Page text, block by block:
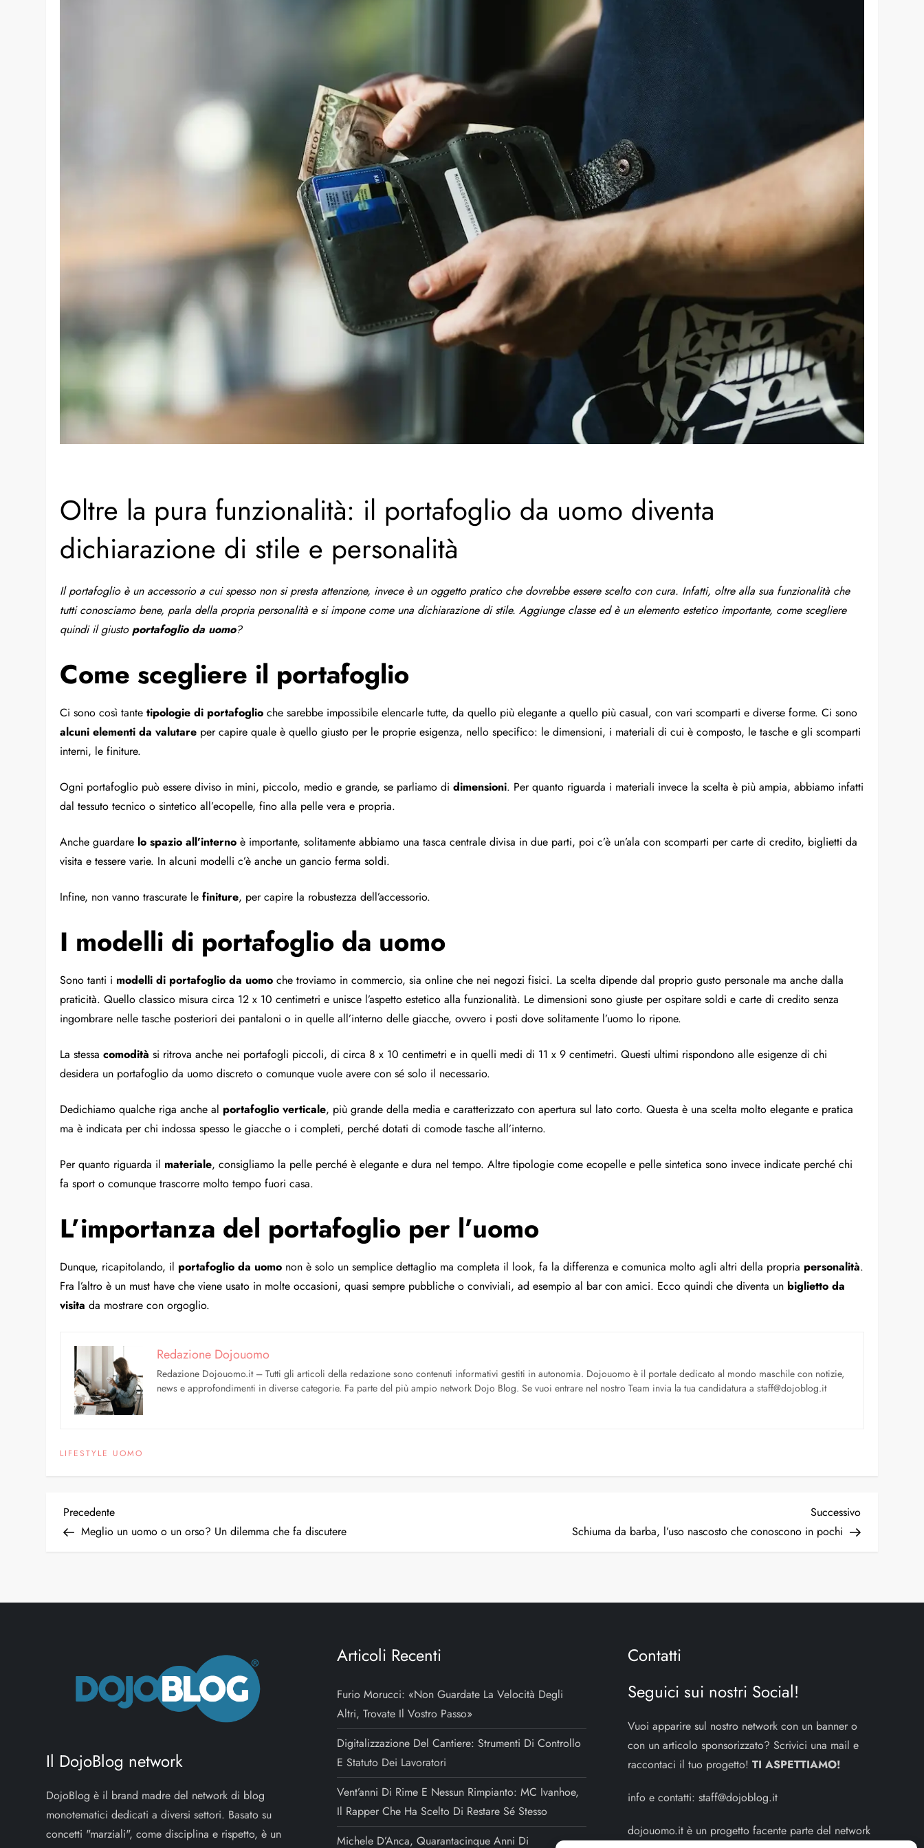
Oltre la pura funzionalità: il portafoglio da uomo diventa
dichiarazione di stile e personalità
Il portafoglio è un accessorio a cui spesso non si presta attenzione, invece è un oggetto pratico che dovrebbe essere scelto con cura. Infatti, oltre alla sua funzionalità che
tutti conosciamo bene, parla della propria personalità e si impone come una dichiarazione di stile. Aggiunge classe ed è un elemento estetico importante, come scegliere
quindi il giustoportafoglio da uomo?
Come scegliere il portafoglio
Ci sono così tantetipologie di portafoglio che sarebbe impossibile elencarle tutte, da quello più elegante a quello più casual, con vari scomparti e diverse forme. Ci sono
alcuni elementi da valutare per capire quale è quello giusto per le proprie esigenza, nello specifico: le dimensioni, i materiali di cui è composto, le tasche e gli scomparti
interni, le finiture.
Ogni portafoglio può essere diviso in mini, piccolo, medio e grande, se parliamo didimensioni. Per quanto riguarda i materiali invece la scelta è più ampia, abbiamo infatti
dal tessuto tecnico o sintetico all’ecopelle, fino alla pelle vera e propria.
Anche guardare lo spazio all’interno è importante, solitamente abbiamo una tasca centrale divisa in due parti, poi c’è un’ala con scomparti per carte di credito, biglietti da
visita e tessere varie. In alcuni modelli c’è anche un gancio ferma soldi.
Infine, non vanno trascurate lefiniture, per capire la robustezza dell’accessorio.
I modelli di portafoglio da uomo
Sono tanti i modelli di portafoglio da uomo che troviamo in commercio, sia online che nei negozi fisici. La scelta dipende dal proprio gusto personale ma anche dalla
praticità. Quello classico misura circa 12 x 10 centimetri e unisce l’aspetto estetico alla funzionalità. Le dimensioni sono giuste per ospitare soldi e carte di credito senza
ingombrare nelle tasche posteriori dei pantaloni o in quelle all’interno delle giacche, ovvero i posti dove solitamente l’uomo lo ripone.
La stessacomodità si ritrova anche nei portafogli piccoli, di circa 8 x 10 centimetri e in quelli medi di 11 x 9 centimetri. Questi ultimi rispondono alle esigenze di chi
desidera un portafoglio da uomo discreto o comunque vuole avere con sé solo il necessario.
Dedichiamo qualche riga anche al portafoglio verticale, più grande della media e caratterizzato con apertura sul lato corto. Questa è una scelta molto elegante e pratica
ma è indicata per chi indossa spesso le giacche o i completi, perché dotati di comode tasche all’interno.
Per quanto riguarda il materiale, consigliamo la pelle perché è elegante e dura nel tempo. Altre tipologie come ecopelle e pelle sintetica sono invece indicate perché chi
fa sport o comunque trascorre molto tempo fuori casa.
L’importanza del portafoglio per l’uomo
Dunque, ricapitolando, il portafoglio da uomo non è solo un semplice dettaglio ma completa il look, fa la differenza e comunica molto agli altri della propria personalità.
Fra l’altro è un must have che viene usato in molte occasioni, quasi sempre pubbliche o conviviali, ad esempio al bar con amici. Ecco quindi che diventa un biglietto da
visita da mostrare con orgoglio.
Redazione Dojouomo
Redazione Dojouomo.it – Tutti gli articoli della redazione sono contenuti informativi gestiti in autonomia. Dojouomo è il portale dedicato al mondo maschile con notizie,
news e approfondimenti in diverse categorie. Fa parte del più ampio network Dojo Blog. Se vuoi entrare nel nostro Team invia la tua candidatura a staff@dojoblog.it
LIFESTYLE UOMO
Precedente
Meglio un uomo o un orso? Un dilemma che fa discutere
Successivo
Schiuma da barba, l’uso nascosto che conoscono in pochi
Il DojoBlog network
DojoBlog è il brand madre del network di blog
monotematici dedicati a diversi settori. Basato su
concetti "marziali", come disciplina e rispetto, è un
Articoli Recenti
Furio Morucci: «Non Guardate La Velocità Degli
Altri, Trovate Il Vostro Passo»
Digitalizzazione Del Cantiere: Strumenti Di Controllo
E Statuto Dei Lavoratori
Vent’anni Di Rime E Nessun Rimpianto: MC Ivanhoe,
Il Rapper Che Ha Scelto Di Restare Sé Stesso
Michele D’Anca, Quarantacinque Anni Di
Contatti
Seguici sui nostri Social!
Vuoi apparire sul nostro network con un banner o
con un articolo sponsorizzato? Scrivici una mail e
raccontaci il tuo progetto!TI ASPETTIAMO!
info e contatti:staff@dojoblog.it
dojouomo.it è un progetto facente parte del network